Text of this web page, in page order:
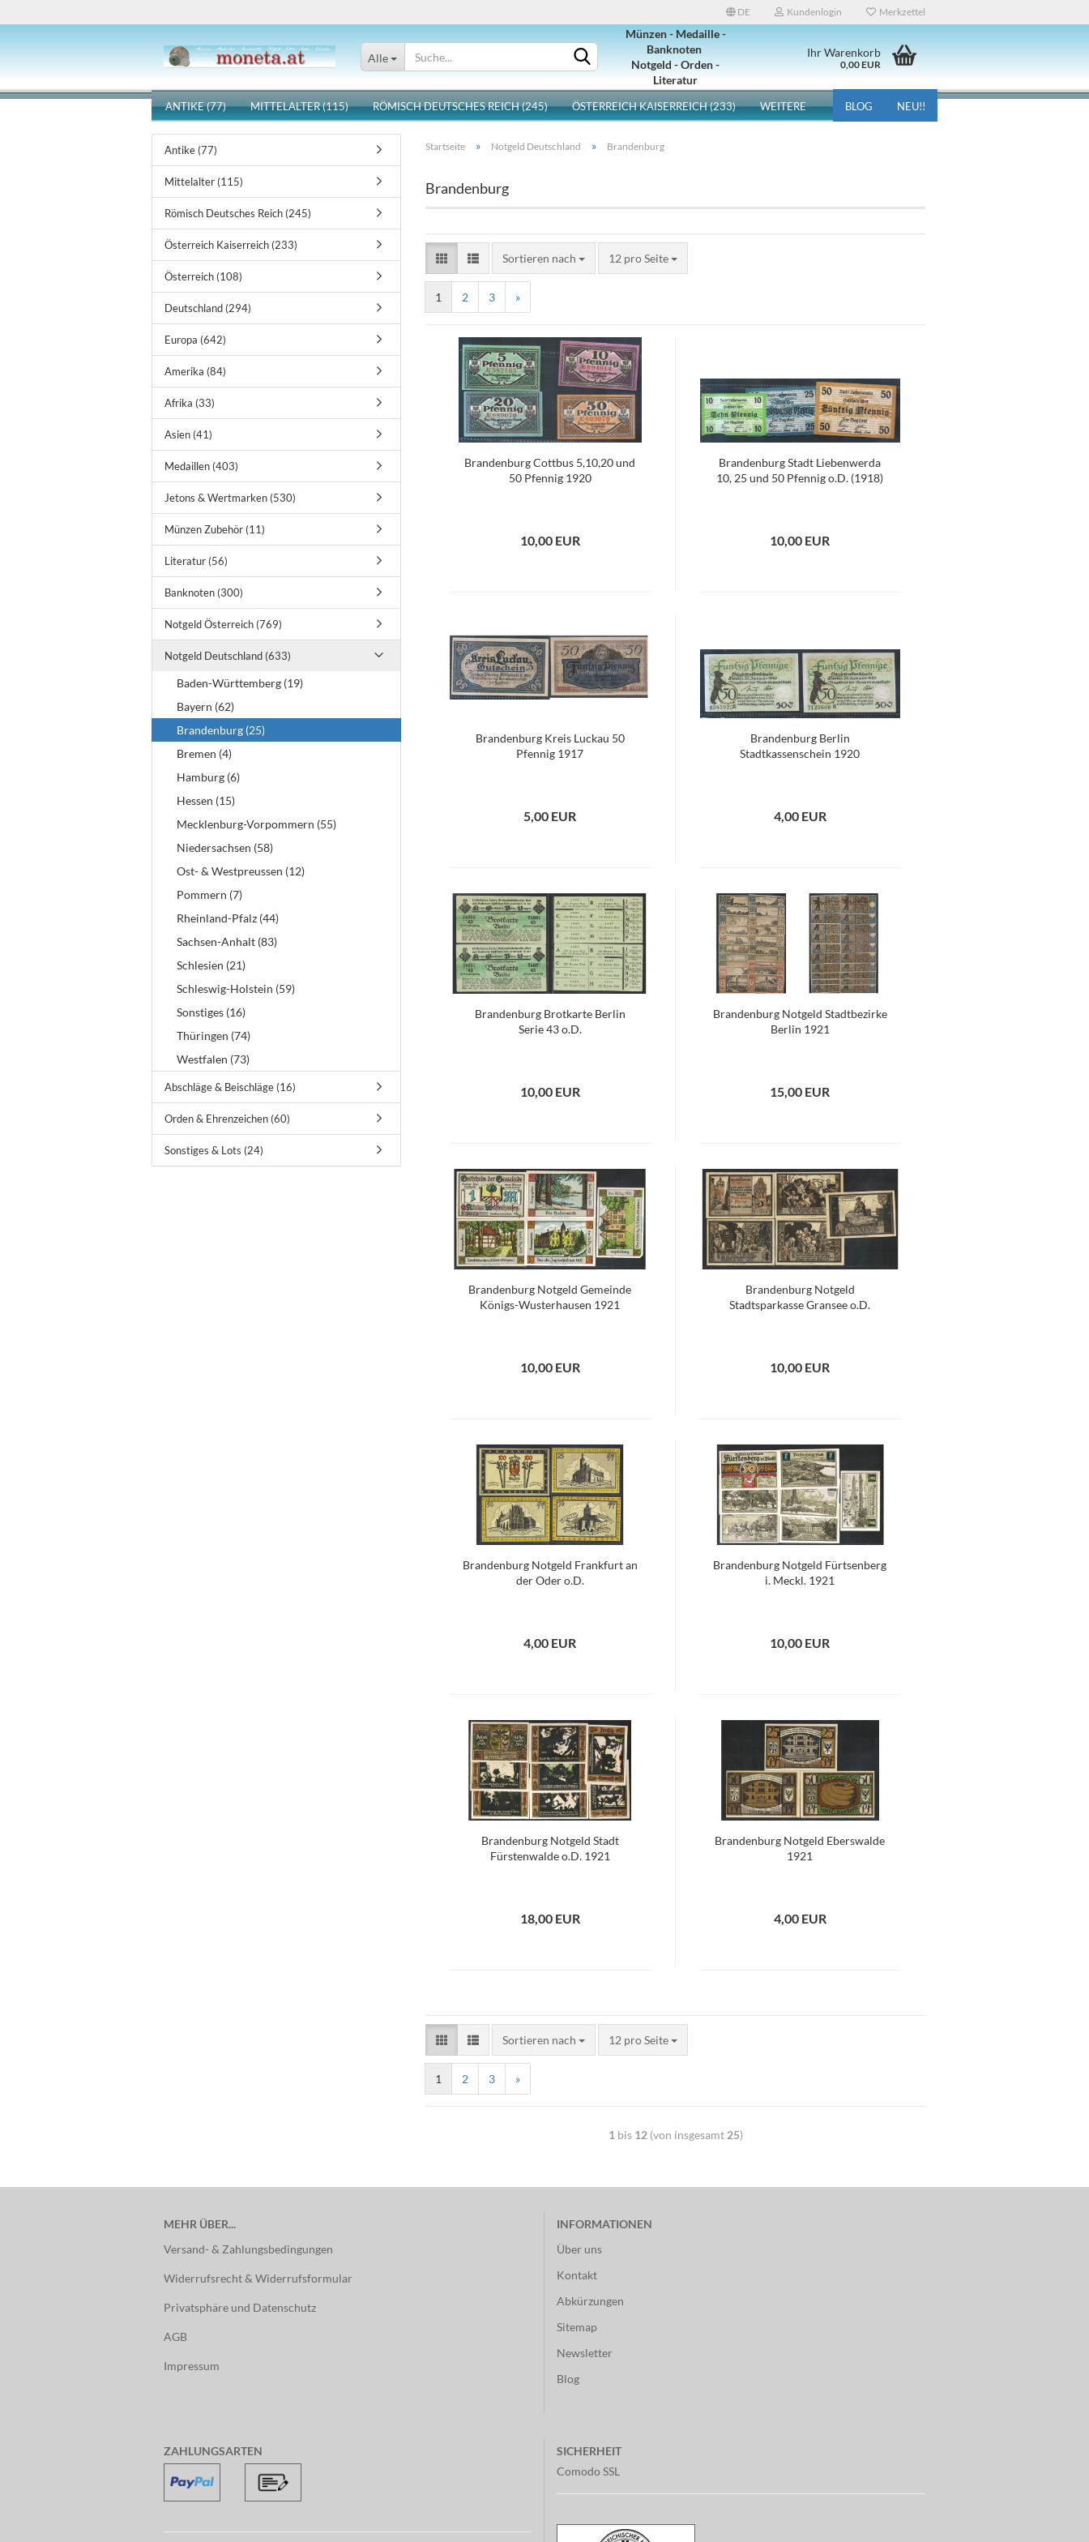
DE
Sprache auswählen
Kundenlogin
Konto erstellen
Passwort vergessen?
Merkzettel
Alle
Münzen - Medaille -
Banknoten
Notgeld - Orden -
Literatur
Ihr Warenkorb
0,00 EUR
ANTIKE (77) MITTELALTER (115) RÖMISCH DEUTSCHES REICH (245) ÖSTERREICH KAISERREICH (233) BLOG NEU!!
WEITERE
Startseite » Notgeld Deutschland » Brandenburg
Brandenburg
Sortieren nach 12 pro Seite
1 2 3 »
Brandenburg Cottbus 5,10,20 und
50 Pfennig 1920
10,00 EUR
Brandenburg Stadt Liebenwerda
10, 25 und 50 Pfennig o.D. (1918)
10,00 EUR
Brandenburg Kreis Luckau 50
Pfennig 1917
5,00 EUR
Brandenburg Berlin
Stadtkassenschein 1920
4,00 EUR
Brandenburg Brotkarte Berlin
Serie 43 o.D.
10,00 EUR
Brandenburg Notgeld Stadtbezirke
Berlin 1921
15,00 EUR
Brandenburg Notgeld Gemeinde
Königs-Wusterhausen 1921
10,00 EUR
Brandenburg Notgeld
Stadtsparkasse Gransee o.D.
10,00 EUR
Brandenburg Notgeld Frankfurt an
der Oder o.D.
4,00 EUR
Brandenburg Notgeld Fürtsenberg
i. Meckl. 1921
10,00 EUR
Brandenburg Notgeld Stadt
Fürstenwalde o.D. 1921
18,00 EUR
Brandenburg Notgeld Eberswalde
1921
4,00 EUR
Sortieren nach 12 pro Seite
1 2 3 »
1 bis 12(von insgesamt 25)
Antike (77)
Mittelalter (115)
Römisch Deutsches Reich (245)
Österreich Kaiserreich (233)
Österreich (108)
Deutschland (294)
Europa (642)
Amerika (84)
Afrika (33)
Asien (41)
Medaillen (403)
Jetons & Wertmarken (530)
Münzen Zubehör (11)
Literatur (56)
Banknoten (300)
Notgeld Österreich (769)
Notgeld Deutschland (633)
Baden-Württemberg (19)
Bayern (62)
Brandenburg (25)
Bremen (4)
Hamburg (6)
Hessen (15)
Mecklenburg-Vorpommern (55)
Niedersachsen (58)
Ost- & Westpreussen (12)
Pommern (7)
Rheinland-Pfalz (44)
Sachsen-Anhalt (83)
Schlesien (21)
Schleswig-Holstein (59)
Sonstiges (16)
Thüringen (74)
Westfalen (73)
Abschläge & Beischläge (16)
Orden & Ehrenzeichen (60)
Sonstiges & Lots (24)
MEHR ÜBER...
Versand- & Zahlungsbedingungen
Widerrufsrecht & Widerrufsformular
Privatsphäre und Datenschutz
AGB
Impressum
INFORMATIONEN
Über uns
Kontakt
Abkürzungen
Sitemap
Newsletter
Blog
ZAHLUNGSARTEN
SICHERHEIT
Comodo SSL